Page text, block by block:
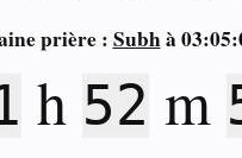
prière : Subhà
h 52 m